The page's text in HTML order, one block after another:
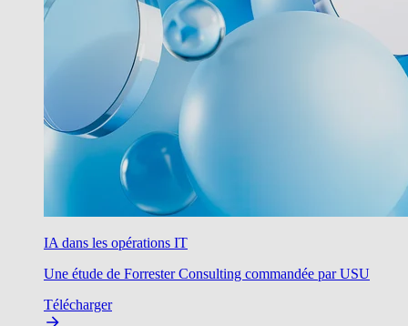
IA dans les opérations IT
Une étude de Forrester Consulting commandée par USU
Télécharger